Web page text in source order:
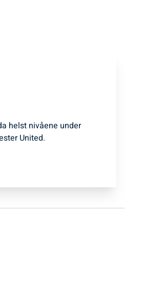
helst nivåene under
United.